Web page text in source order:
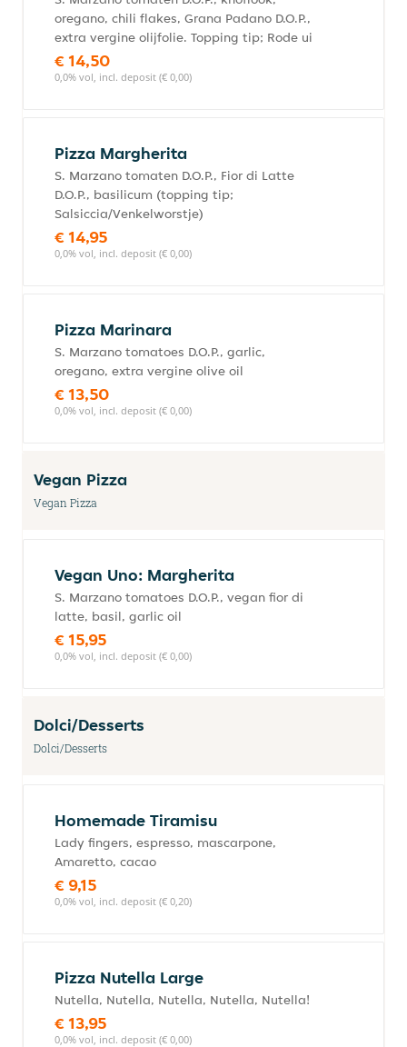
oregano, chili flakes, Grana Padano D.O.P.,
extra vergine olijfolie. Topping tip; Rode ui
€ 14,50
0,0% vol, incl. deposit (€ 0,00)
Pizza Margherita
S. Marzano tomaten D.O.P., Fior di Latte
D.O.P., basilicum (topping tip;
Salsiccia/Venkelworstje)
€ 14,95
0,0% vol, incl. deposit (€ 0,00)
Pizza Marinara
S. Marzano tomatoes D.O.P., garlic,
oregano, extra vergine olive oil
€ 13,50
0,0% vol, incl. deposit (€ 0,00)
Vegan Pizza
Vegan Pizza
Vegan Uno: Margherita
S. Marzano tomatoes D.O.P., vegan fior di
latte, basil, garlic oil
€ 15,95
0,0% vol, incl. deposit (€ 0,00)
Dolci/Desserts
Dolci/Desserts
Homemade Tiramisu
Lady fingers, espresso, mascarpone,
Amaretto, cacao
€ 9,15
0,0% vol, incl. deposit (€ 0,20)
Pizza Nutella Large
Nutella, Nutella, Nutella, Nutella, Nutella!
€ 13,95
0,0% vol, incl. deposit (€ 0,00)